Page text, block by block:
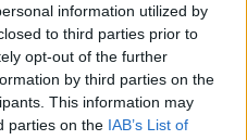
information utilized by
to third parties prior to
opt-out of the further
by third parties on the
This information may
parties on the IAB’s List of
anglofiler kan påstå.
humorkultur, men precis som
inhemska publiken och
väldigt mycket på
erfarenheter och är väldigt